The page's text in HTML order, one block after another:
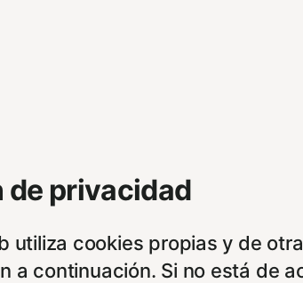
de privacidad
utiliza cookies propias y de
a continuación. Si no está de